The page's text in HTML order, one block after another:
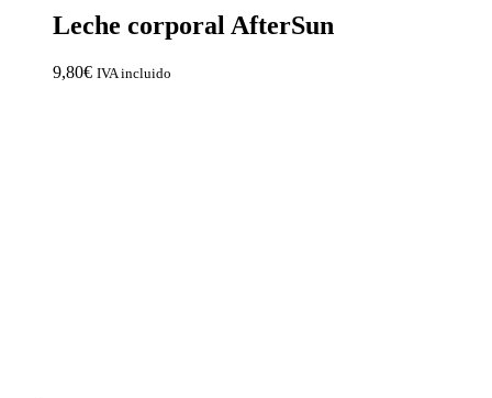
Leche corporal AfterSun
9,80€ IVA incluido